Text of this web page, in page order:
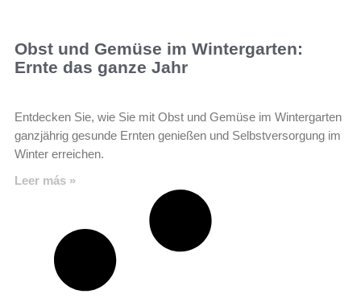
Obst und Gemüse im Wintergarten:
Ernte das ganze Jahr
Entdecken Sie, wie Sie mit Obst und Gemüse im Wintergarten
ganzjährig gesunde Ernten genießen und Selbstversorgung im
Winter erreichen.
Leer más »